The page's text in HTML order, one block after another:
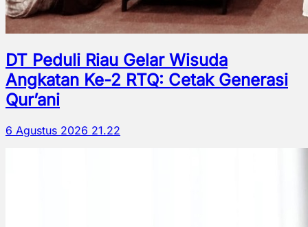
DT Peduli Riau Gelar Wisuda
Angkatan Ke-2 RTQ: Cetak Generasi
Qur’ani
6 Agustus 2026 21.22